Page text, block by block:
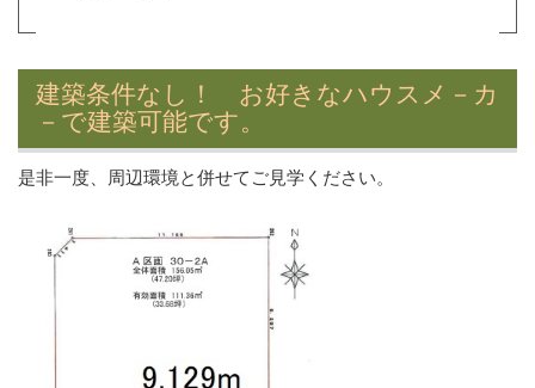
建築条件なし！ お好きなハウスメ－カ
－で建築可能です。
是非一度、周辺環境と併せてご見学ください。